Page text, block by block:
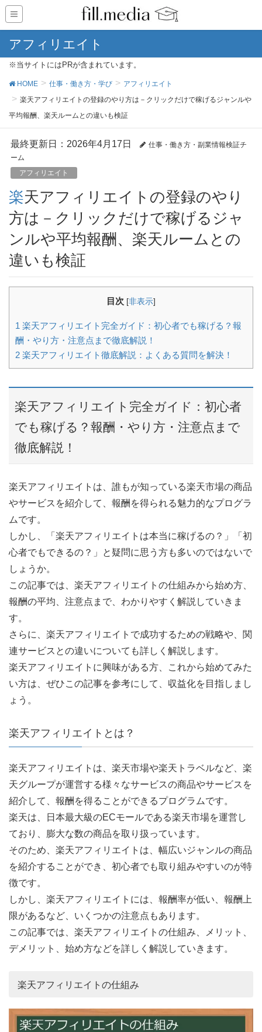
アフィリエイト
※当サイトにはPRが含まれています。
HOME 仕事・働き方・学び
アフィリエイト
楽天アフィリエイトの登録のやり方は－クリックだけで稼げるジャンルや
平均報酬、楽天ルームとの違いも検証
最終更新日：2026年4月17日
仕事・働き方・副業情報検証チ
ーム
アフィリエイト
楽天アフィリエイトの登録のやり
方は－クリックだけで稼げるジャ
ンルや平均報酬、楽天ルームとの
違いも検証
目次 [非表示]
1 楽天アフィリエイト完全ガイド：初心者でも稼げる？報
酬・やり方・注意点まで徹底解説！
2 楽天アフィリエイト徹底解説：よくある質問を解決！
楽天アフィリエイト完全ガイド：初心者
でも稼げる？報酬・やり方・注意点まで
徹底解説！
楽天アフィリエイトは、誰もが知っている楽天市場の商品
やサービスを紹介して、報酬を得られる魅力的なプログラ
ムです。
しかし、「楽天アフィリエイトは本当に稼げるの？」「初
心者でもできるの？」と疑問に思う方も多いのではないで
しょうか。
この記事では、楽天アフィリエイトの仕組みから始め方、
報酬の平均、注意点まで、わかりやすく解説していきま
す。
さらに、楽天アフィリエイトで成功するための戦略や、関
連サービスとの違いについても詳しく解説します。
楽天アフィリエイトに興味がある方、これから始めてみた
い方は、ぜひこの記事を参考にして、収益化を目指しまし
ょう。
楽天アフィリエイトとは？
楽天アフィリエイトは、楽天市場や楽天トラベルなど、楽
天グループが運営する様々なサービスの商品やサービスを
紹介して、報酬を得ることができるプログラムです。
楽天は、日本最大級のECモールである楽天市場を運営し
ており、膨大な数の商品を取り扱っています。
そのため、楽天アフィリエイトは、幅広いジャンルの商品
を紹介することができ、初心者でも取り組みやすいのが特
徴です。
しかし、楽天アフィリエイトには、報酬率が低い、報酬上
限があるなど、いくつかの注意点もあります。
この記事では、楽天アフィリエイトの仕組み、メリット、
デメリット、始め方などを詳しく解説していきます。
楽天アフィリエイトの仕組み